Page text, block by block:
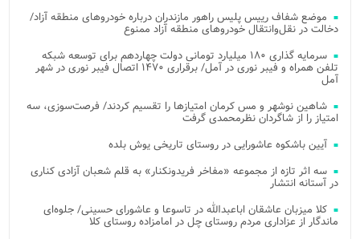
موضع شفاف رییس پلیس راهور مازندران درباره خودروهای منطقه آزاد/
دخالت در نقل‌وانتقال خودروهای منطقه آزاد ممنوع
سرمایه گذاری ۱۸۰ میلیارد تومانی دولت چهاردهم برای توسعه شبکه
تلفن همراه و فیبر نوری در آمل/ برقراری ۱۴۷۰ اتصال فیبر نوری در شهر
آمل
شاهین نوشهر و مس کرمان امتیازها را تقسیم کردند/ فرصت‌سوزی، سه
امتیاز را از شاگردان نظرمحمدی گرفت
آیین باشکوه عاشورایی در روستای تاریخی یوش بلده
سه اثر تازه از مجموعه «مفاخر فریدونکنار» به قلم شعبان آزادی کناری
در آستانه انتشار
کلا میزبان عاشقان اباعبدالله در تاسوعا و عاشورای حسینی/ جلوه‌ای
ماندگار از عزاداری مردم روستای چل در امامزاده روستای کلا